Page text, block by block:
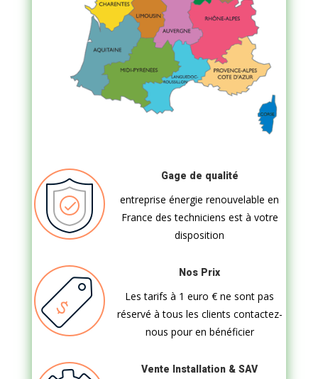
Gage de qualité
entreprise énergie renouvelable en
France des techniciens est à votre
disposition
Nos Prix
Les tarifs à 1 euro€ ne sont pas
réservé à tous les clients contactez-
nous pour en bénéficier
Vente Installation & SAV